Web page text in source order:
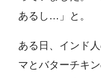
あるし…」と。
ある日、インド
マとバターチキ